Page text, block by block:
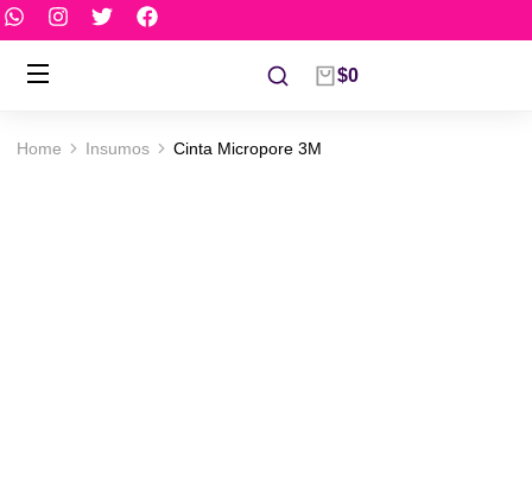
$0
You are here:
Home Insumos Cinta Micropore 3M